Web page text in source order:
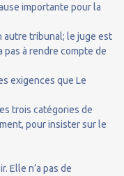
importante pour la
autre tribunal; le juge est
à rendre compte de
exigences que Le
trois catégories de
pour insister sur le
Elle n’a pas de